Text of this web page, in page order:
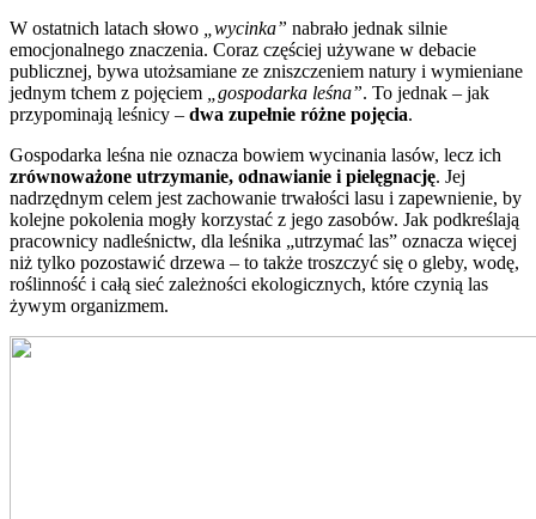
W ostatnich latach słowo
„wycinka” nabrało jednak silnie
emocjonalnego znaczenia. Coraz częściej używane w debacie
publicznej, bywa utożsamiane ze zniszczeniem natury i wymieniane
jednym tchem z pojęciem
„gospodarka leśna”. To jednak – jak
przypominają leśnicy – dwa zupełnie różne pojęcia.
Gospodarka leśna nie oznacza bowiem wycinania lasów, lecz ich
zrównoważone utrzymanie, odnawianie i pielęgnację. Jej
nadrzędnym celem jest zachowanie trwałości lasu i zapewnienie, by
kolejne pokolenia mogły korzystać z jego zasobów. Jak podkreślają
pracownicy nadleśnictw, dla leśnika „utrzymać las” oznacza więcej
niż tylko pozostawić drzewa – to także troszczyć się o gleby, wodę,
roślinność i całą sieć zależności ekologicznych, które czynią las
żywym organizmem.